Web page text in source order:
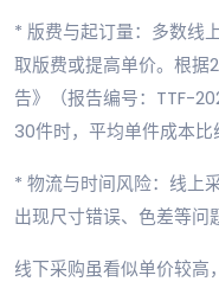
* 版费与起订量：多数线
取版费或提高单价。根据
告》（报告编号：TTF-
30件时，平均单件成本比
* 物流与时间风险：线上
出现尺寸错误、色差等问
线下采购虽看似单价较高